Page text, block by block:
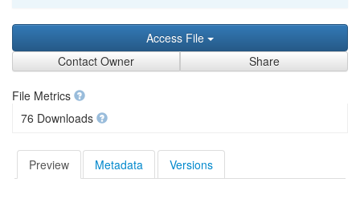
Access File
Contact Owner
Share
File Metrics
76 Downloads
Preview Metadata Versions